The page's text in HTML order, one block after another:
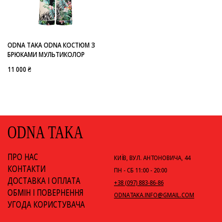
ODNA TAKA ODNA
ODNA TAKA ODNA КОСТЮМ З
БРЮКАМИ МУЛЬТИКОЛОР
11 000 ₴
ODNA TAKA
ПРО НАС
КОНТАКТИ
ДОСТАВКА І ОПЛАТА
ОБМІН І ПОВЕРНЕННЯ
УГОДА КОРИСТУВАЧА
КИЇВ, ВУЛ. АНТОНОВИЧА, 44
ПН - СБ 11:00 - 20:00
+38 (097) 883-86-86
ODNATAKA.INFO@GMAIL.COM